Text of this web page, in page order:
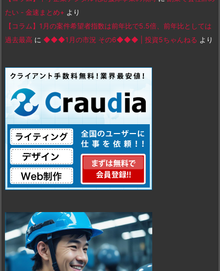
たい - 金速まとめ+ より
【コラム】1月の案件希望者指数は前年比で5.5倍、前年比としては
過去最高 に ◆◆◆1月の市況 その6◆◆◆ | 投資5ちゃんねる より